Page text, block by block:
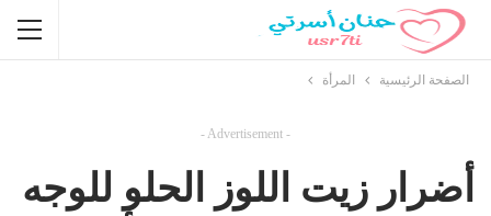
الصفحة الرئيسية المرأة
- Advertisement -
أضرار زيت اللوز الحلو للوجه